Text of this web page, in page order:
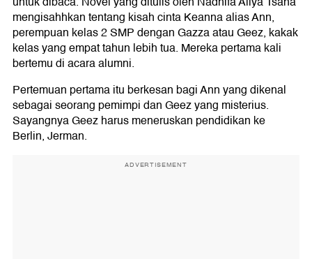
mengisahhkan tentang kisah cinta Keanna alias Ann,
perempuan kelas 2 SMP dengan Gazza atau Geez, kakak
kelas yang empat tahun lebih tua. Mereka pertama kali
bertemu di acara alumni.
Pertemuan pertama itu berkesan bagi Ann yang dikenal
sebagai seorang pemimpi dan Geez yang misterius.
Sayangnya Geez harus meneruskan pendidikan ke
Berlin, Jerman.
ADVERTISEMENT